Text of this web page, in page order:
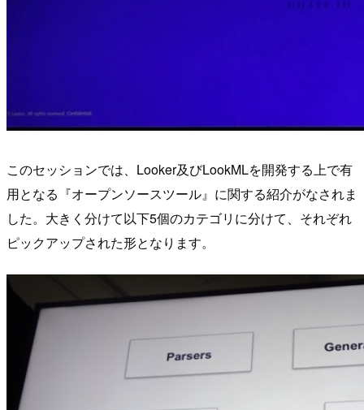
このセッションでは、Looker及びLookMLを開発する上で有
用となる『オープンソースツール』に関する紹介がなされま
した。大きく分けて以下5個のカテゴリに分けて、それぞれ
ピックアップされた形となります。